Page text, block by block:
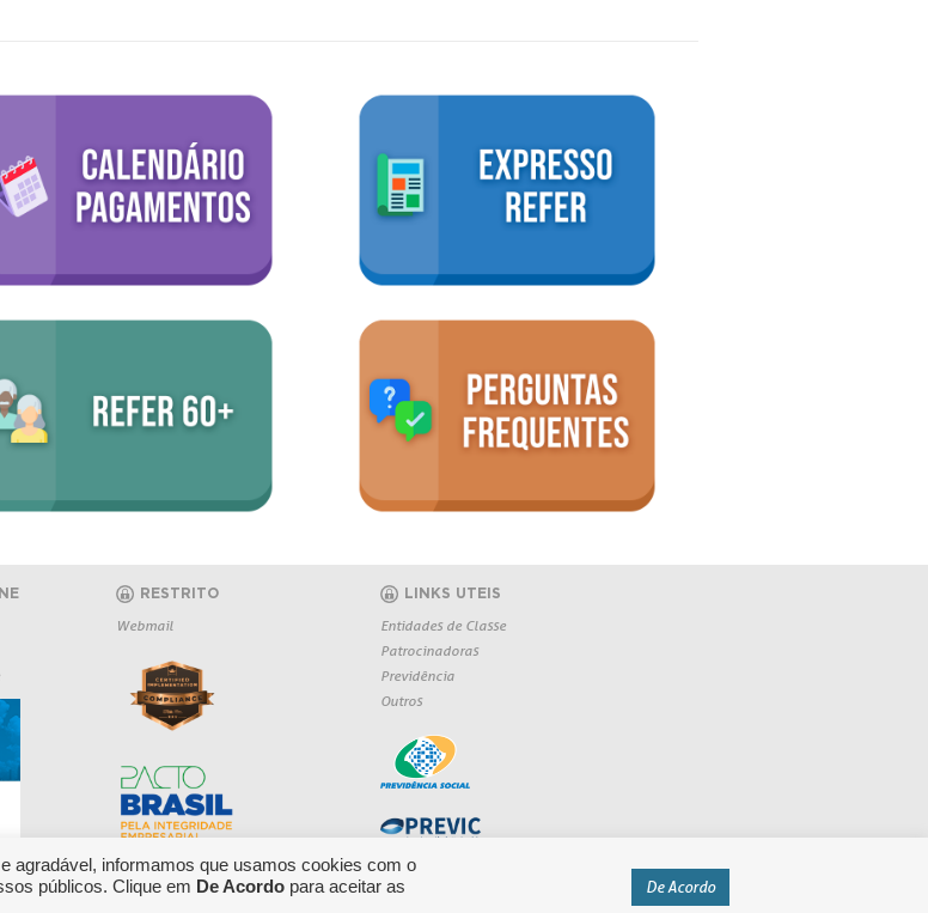
RESTRITO
Webmail
LINKS UTEIS
Entidades de Classe
Patrocinadoras
Previdência
Outros
agradável, informamos que usamos cookies com o
públicos. Clique em De Acordo para aceitar as
De Acordo